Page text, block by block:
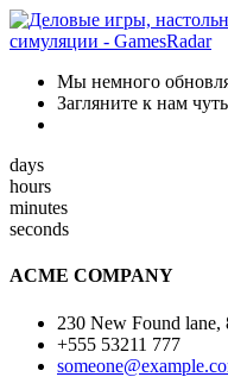
Мы немного
Загляните к нам
days
hours
minutes
seconds
ACME COMPANY
230 New Found
+555 53211 777